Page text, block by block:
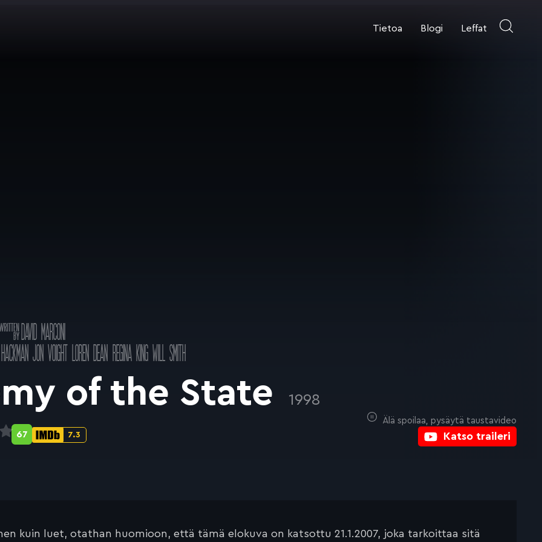
Tietoa Blogi Leffat
Katso traileri
Älä spoilaa, pysäytä taustavideo
DAVID MARCONI
JON VOIGHTLOREN DEAN REGINA KINGWILL SMITH
of the State 1998
IMDb-
7.3
Metascore-
67
kuin luet, otathan huomioon, että tämä elokuva on katsottu 21.1.2007, joka tarkoittaa sitä